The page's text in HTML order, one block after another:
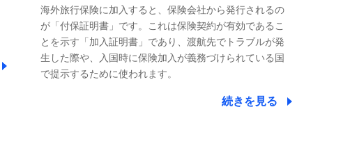
海外旅行保険に加入すると、保険会社から発行されるの
が「付保証明書」です。これは保険契約が有効であるこ
とを示す「加入証明書」であり、渡航先でトラブルが発
生した際や、入国時に保険加入が義務づけられている国
で提示するために使われます。
続きを見る